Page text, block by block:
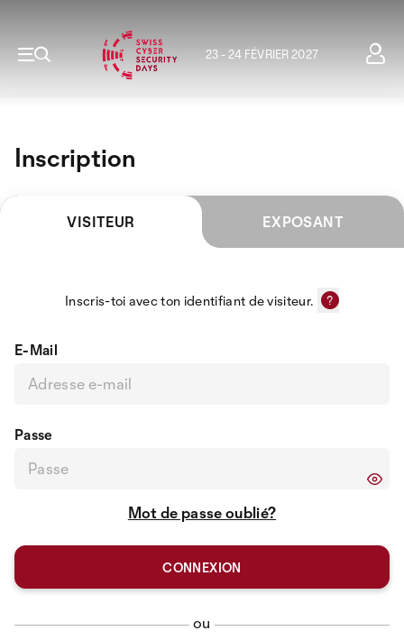
23 - 24 FÉVRIER 2027
Inscription
VISITEUR EXPOSANT
Inscris-toi avec ton identifiant de visiteur.
E-Mail
Passe
Mot de passe oublié?
ou